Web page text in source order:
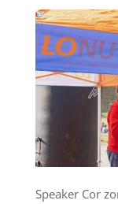
Speaker Cor